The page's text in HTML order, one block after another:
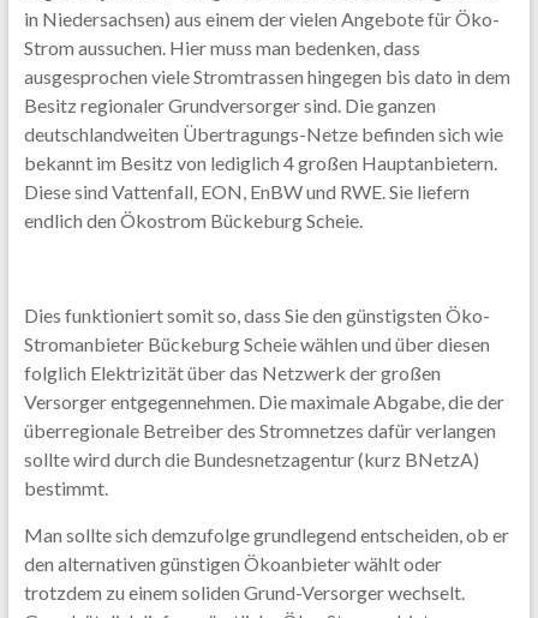
in Niedersachsen) aus einem der vielen Angebote für Öko-
Strom aussuchen. Hier muss man bedenken, dass
ausgesprochen viele Stromtrassen hingegen bis dato in dem
Besitz regionaler Grundversorger sind. Die ganzen
deutschlandweiten Übertragungs-Netze befinden sich wie
bekannt im Besitz von lediglich 4 großen Hauptanbietern.
Diese sind Vattenfall, EON, EnBW und RWE. Sie liefern
endlich den Ökostrom Bückeburg Scheie.
Dies funktioniert somit so, dass Sie den günstigsten Öko-
Stromanbieter Bückeburg Scheie wählen und über diesen
folglich Elektrizität über das Netzwerk der großen
Versorger entgegennehmen. Die maximale Abgabe, die der
überregionale Betreiber des Stromnetzes dafür verlangen
sollte wird durch die Bundesnetzagentur (kurz BNetzA)
bestimmt.
Man sollte sich demzufolge grundlegend entscheiden, ob er
den alternativen günstigen Ökoanbieter wählt oder
trotzdem zu einem soliden Grund-Versorger wechselt.